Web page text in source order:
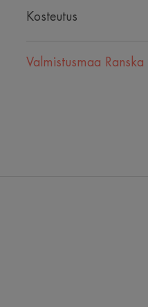
Kosteutus
Valmistusmaa Ranska